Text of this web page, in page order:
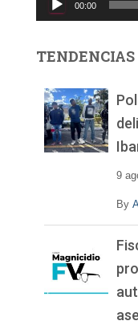
d
00:00
TENDENCIAS
9
By